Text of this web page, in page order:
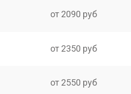
от 2090 руб
от 2350 руб
от 2550 руб